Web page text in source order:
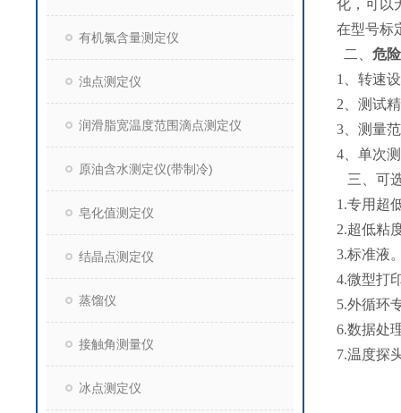
有机氯含量测定仪
浊点测定仪
润滑脂宽温度范围滴点测定仪
原油含水测定仪(带制冷)
皂化值测定仪
结晶点测定仪
蒸馏仪
接触角测量仪
冰点测定仪
化，可以
在型号标
二、 危
1、转速
2、测试
3、测量
4、单次
三、可
1.专用超
2.超低粘
3.标准液
4.微型打
5.外循环
6.数据处
7.温度探